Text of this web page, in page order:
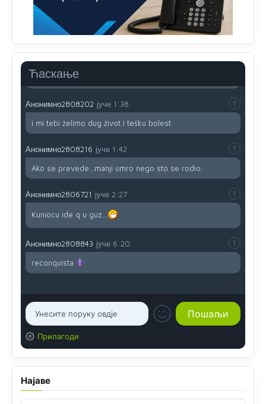
Ћаскање
uvoznik za Kosovo
Анонимно2806721 јуче 12:45
da brani? A imamo vojsku Kosova kojoj želimo svako
dobro i da se što bolje opreme
Анонимно2808202 јуче 1:38
i mi tebi želimo dug život i tešku bolest
Анонимно2808216 јуче 1:42
Akò se prevede...manji umro nego sto se rodio.
Анонимно2806721 јуче 2:27
Kuniocu ide q u guz...
Анонимно2808843 јуче 6:20
reconquista
Прилагоди
Најаве